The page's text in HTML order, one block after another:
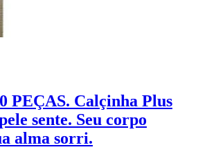
PEÇAS. Calçinha Plus
sente. Seu corpo
alma sorri.